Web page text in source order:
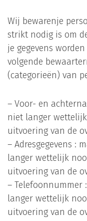
Wij bewarenje
strikt nodig is om
je gegevens
volgende
(categorieën) van
– Voor- en
niet langer
uitvoering van de
– Adresgegevens :
langer wettelijk
uitvoering van de
–
langer wettelijk
uitvoering van de